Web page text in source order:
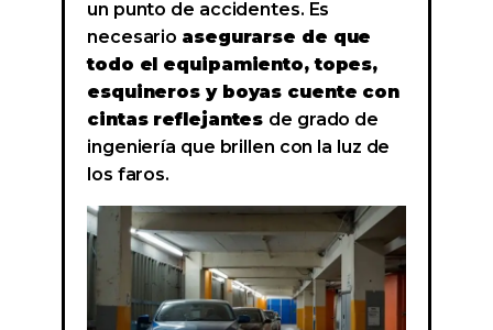
un punto de accidentes. Es
necesario asegurarse de que
todo el equipamiento, topes,
esquineros y boyas cuente con
cintas reflejantes de grado de
ingeniería que brillen con la luz de
los faros.